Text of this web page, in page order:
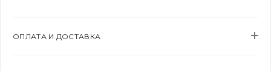
ОПЛАТА И ДОСТАВКА